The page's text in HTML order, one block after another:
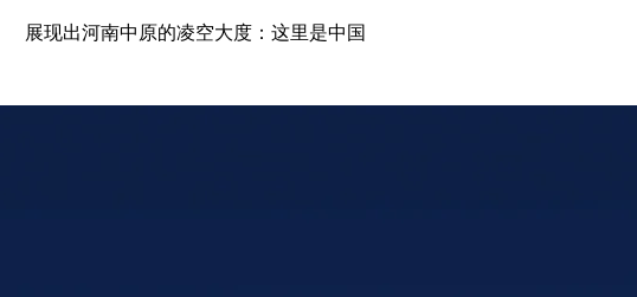
展现出河南中原的凌空大度：这里是中国